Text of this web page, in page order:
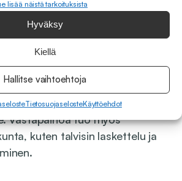
lisää näistä tarkoituksista
Hyväksy
Kiellä
Hallitse vaihtoehtoja
TietosuojaselosteKäyttöehdot
viettää aikaa ystävien kanssa
mökillä. Mökillä tekemistä
on lähes 80‑vuotias
sopivasti vastapainoa
Vastapainoa tuo myös
kuten talvisin laskettelu ja